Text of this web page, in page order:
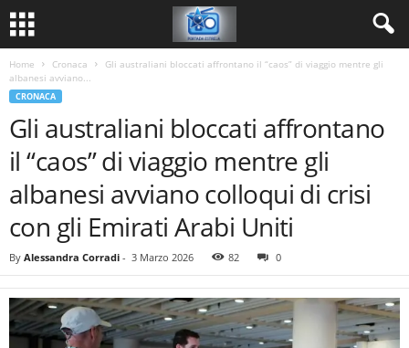
Home Cronaca
Gli australiani bloccati affrontano il “caos” di viaggio mentre gli
albanesi avviano...
CRONACA
Gli australiani bloccati affrontano
il “caos” di viaggio mentre gli
albanesi avviano colloqui di crisi
con gli Emirati Arabi Uniti
By Alessandra Corradi - 3 Marzo 2026 82 0